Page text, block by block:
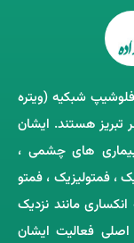
شبکیه (ویتره
تبریز هستند. ایشان
‌های چشمی ،
فمتولیزیک ، فمتو
مانند نزدیک
اصلی فعالیت ایشان